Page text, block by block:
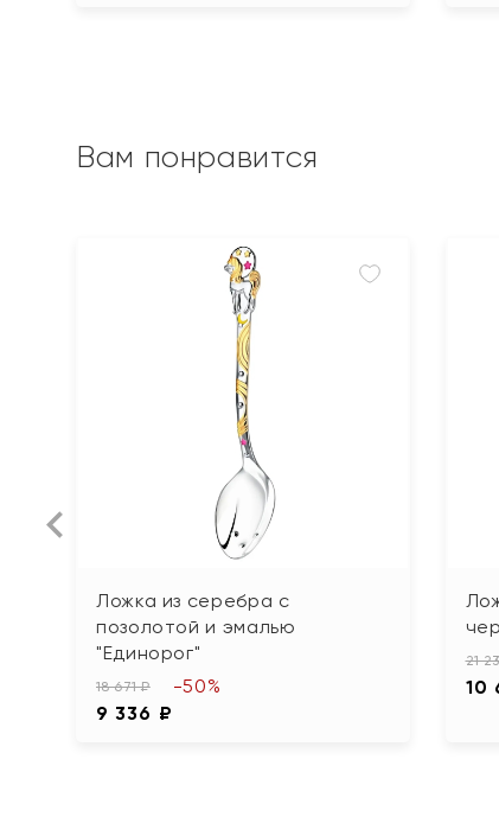
Вам понравится
Ложка из серебра с
позолотой и эмалью
"Единорог"
18 671 ₽
9 336 ₽
-50%
21
10